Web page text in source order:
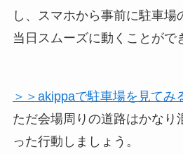
し、スマホから事前に駐車場
当日スムーズに動くことがで
＞＞akippaで駐車場を見てみ
ただ会場周りの道路はかなり
った行動しましょう。